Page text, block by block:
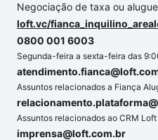
Negociação de taxa ou
loft.vc/
0800 001 6003
Segunda-feira a sexta-feira das
Assuntos relacionados a Fiança
Assuntos relacionados ao CRM Loft
imprensa@loft.com.br